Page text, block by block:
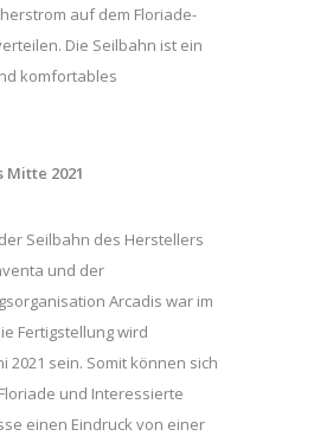
auf dem Floriade-
Die Seilbahn ist ein
komfortables
2021
Seilbahn des Herstellers
und der
Arcadis war im
Fertigstellung wird
2021 sein. Somit können sich
und Interessierte
einen Eindruck von einer